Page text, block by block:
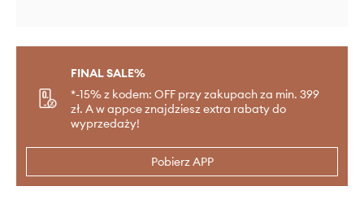
FINAL SALE%
*-15% z kodem: OFF przy zakupach za min. 399
zł. A w appce znajdziesz extra rabaty do
wyprzedaży!
Pobierz APP